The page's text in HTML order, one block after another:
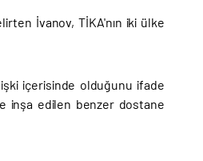
İvanov, TİKA'nın iki ülke
içerisinde olduğunu ifade
inşa edilen benzer dostane